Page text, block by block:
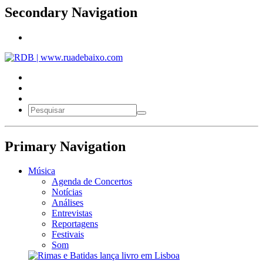
Secondary Navigation
Primary Navigation
Música
Agenda de Concertos
Notícias
Análises
Entrevistas
Reportagens
Festivais
Som